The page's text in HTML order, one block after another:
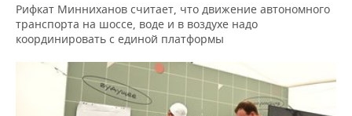
Рифкат Минниханов считает, что движение автономного
транспорта на шоссе, воде и в воздухе надо
координировать с единой платформы